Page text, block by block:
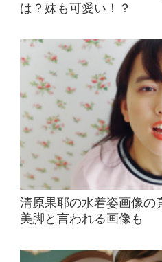
は？妹も可愛い！？
清原果耶の水着姿画像の
美脚と言われる画像も